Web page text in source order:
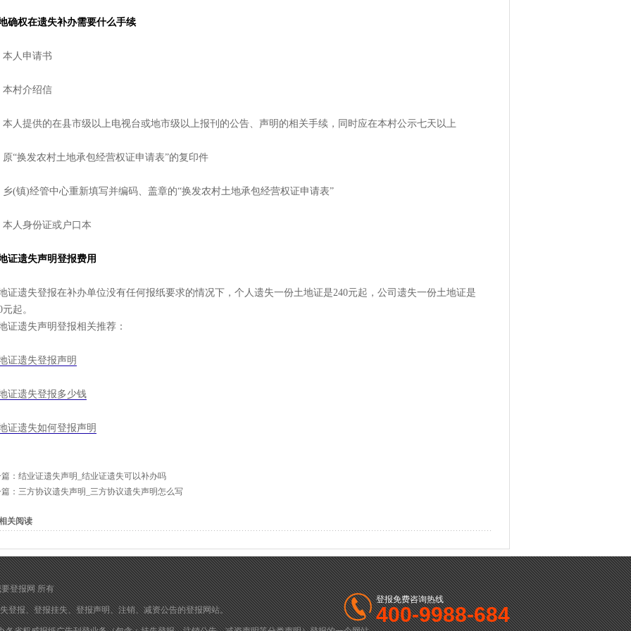
确权在遗失补办需要什么手续
本人申请书
本村介绍信
本人提供的在县市级以上电视台或地市级以上报刊的公告、声明的相关手续，同时应在本村公示七天以上
原“换发农村土地承包经营权证申请表”的复印件
乡(镇)经管中心重新填写并编码、盖章的“换发农村土地承包经营权证申请表”
本人身份证或户口本
证遗失声明登报费用
证遗失登报在补办单位没有任何报纸要求的情况下，个人遗失一份土地证是240元起，公司遗失一份土地证是
元起。
证遗失声明登报相关推荐：
证遗失登报声明
证遗失登报多少钱
证遗失如何登报声明
： 结业证遗失声明_结业证遗失可以补办吗
： 三方协议遗失声明_三方协议遗失声明怎么写
关阅读
登报网 所有
登报、登报挂失、登报声明、注销、减资公告的登报网站。
登报免费咨询热线
400-9988-684